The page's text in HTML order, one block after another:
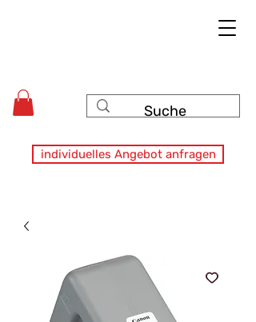
individuelles Angebot anfragen